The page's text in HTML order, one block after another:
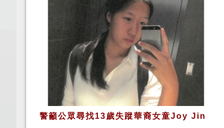
警籲公眾尋找13歲失蹤華裔女童Joy Jin